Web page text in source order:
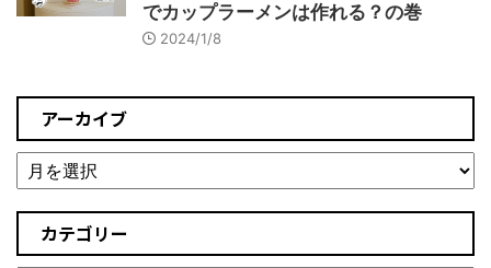
でカップラーメンは作れる？の巻
2024/1/8
アーカイブ
カテゴリー